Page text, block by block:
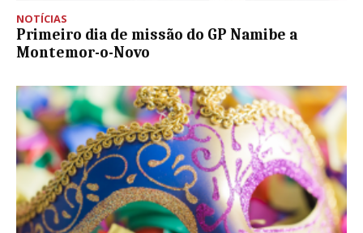
NOTÍCIAS
Primeiro dia de missão do GP Namibe a
Montemor-o-Novo